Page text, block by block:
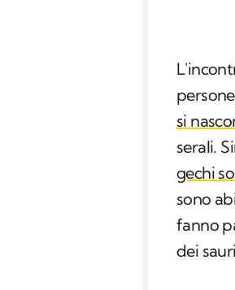
si
serali.
gechi
sono
fanno
dei